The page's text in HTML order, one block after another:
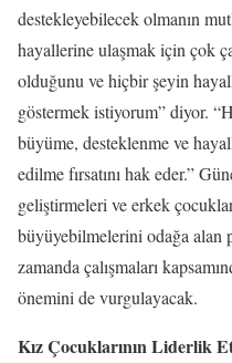
destekleyebilecek olmanın
hayallerine ulaşmak için çok
olduğunu ve hiçbir şeyin
göstermek istiyorum” diyor.
büyüme, desteklenme ve
edilme fırsatını hak eder.”
geliştirmeleri ve erkek
büyüyebilmelerini odağa alan
zamanda çalışmaları
önemini de vurgulayacak.
Kız Çocuklarının Liderlik